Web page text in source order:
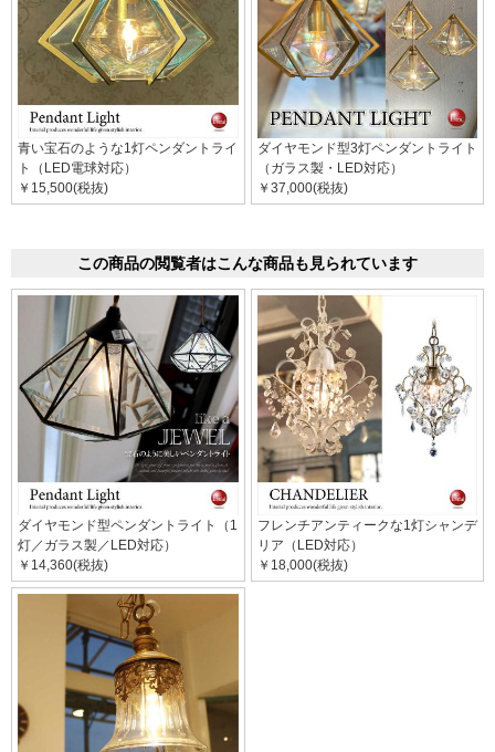
青い宝石のような1灯ペンダントライ
ト（LED電球対応）
￥15,500(税抜)
ダイヤモンド型3灯ペンダントライト
（ガラス製・LED対応）
￥37,000(税抜)
この商品の閲覧者はこんな商品も見られています
ダイヤモンド型ペンダントライト（1
灯／ガラス製／LED対応）
￥14,360(税抜)
フレンチアンティークな1灯シャンデ
リア（LED対応）
￥18,000(税抜)